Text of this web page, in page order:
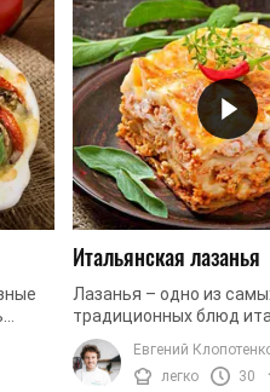
Итальянская лазанья
Лазанья – одно из
традиционных блюд
кухни. В ее основе
фарш, много сыра и
тесто. Идеальный ...
Евгений
легко
30